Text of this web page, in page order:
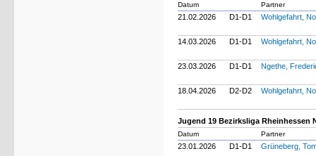
Datum Partner
21.02.2026 D1-D1 Wohlgefahrt,
14.03.2026 D1-D1 Wohlgefahrt,
23.03.2026 D1-D1 Ngethe,
18.04.2026 D2-D2 Wohlgefahrt,
Jugend 19 Bezirksliga Rheinhessen
Datum Partner
23.01.2026 D1-D1 Grüneberg,